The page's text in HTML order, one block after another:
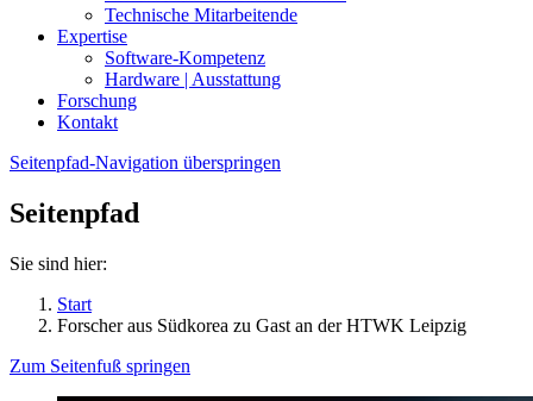
Technische Mitarbeitende
Expertise
Software-Kompetenz
Hardware | Ausstattung
Forschung
Kontakt
Seitenpfad-Navigation überspringen
Seitenpfad
Sie sind hier:
Start
Forscher aus Südkorea zu Gast an der HTWK Leipzig
Zum Seitenfuß springen